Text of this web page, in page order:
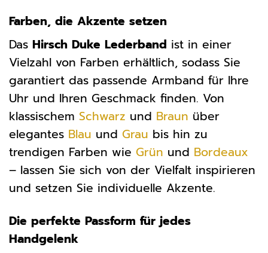
Farben, die Akzente setzen
Das Hirsch Duke Lederband ist in einer
Vielzahl von Farben erhältlich, sodass Sie
garantiert das passende Armband für Ihre
Uhr und Ihren Geschmack finden. Von
klassischem Schwarz und Braun über
elegantes Blau und Grau bis hin zu
trendigen Farben wie Grün und Bordeaux
– lassen Sie sich von der Vielfalt inspirieren
und setzen Sie individuelle Akzente.
Die perfekte Passform für jedes
Handgelenk